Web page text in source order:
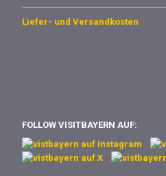
Liefer- und Versandkosten
FOLLOW VISITBAYERN AUF: